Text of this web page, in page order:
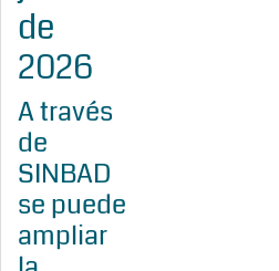
de
2026
A través
de
SINBAD
se puede
ampliar